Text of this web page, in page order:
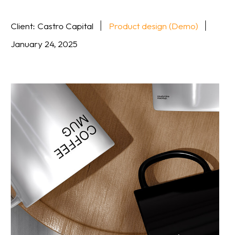
Client: Castro Capital
Product design (Demo)
January 24, 2025